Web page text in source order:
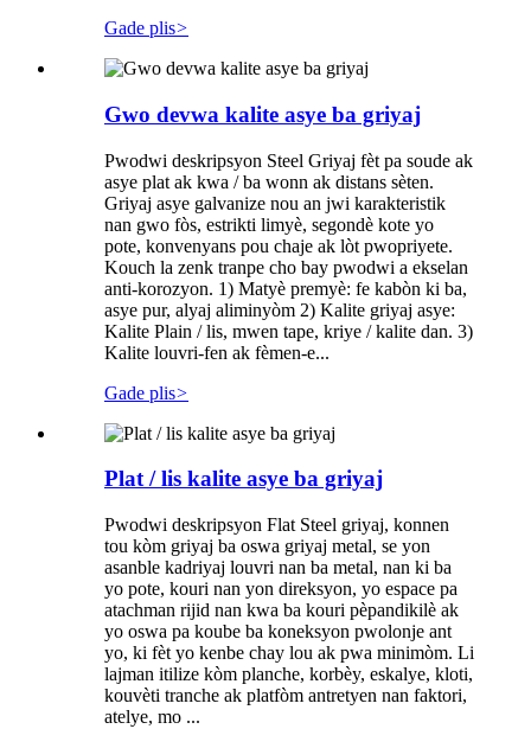
Gade plis>
Gwo devwa kalite asye ba griyaj
Pwodwi deskripsyon Steel Griyaj fèt pa soude ak
asye plat ak kwa / ba wonn ak distans sèten.
Griyaj asye galvanize nou an jwi karakteristik
nan gwo fòs, estrikti limyè, segondè kote yo
pote, konvenyans pou chaje ak lòt pwopriyete.
Kouch la zenk tranpe cho bay pwodwi a ekselan
anti-korozyon. 1) Matyè premyè: fe kabòn ki ba,
asye pur, alyaj aliminyòm 2) Kalite griyaj asye:
Kalite Plain / lis, mwen tape, kriye / kalite dan. 3)
Kalite louvri-fen ak fèmen-e...
Gade plis>
Plat / lis kalite asye ba griyaj
Pwodwi deskripsyon Flat Steel griyaj, konnen
tou kòm griyaj ba oswa griyaj metal, se yon
asanble kadriyaj louvri nan ba metal, nan ki ba
yo pote, kouri nan yon direksyon, yo espace pa
atachman rijid nan kwa ba kouri pèpandikilè ak
yo oswa pa koube ba koneksyon pwolonje ant
yo, ki fèt yo kenbe chay lou ak pwa minimòm. Li
lajman itilize kòm planche, korbèy, eskalye, kloti,
kouvèti tranche ak platfòm antretyen nan faktori,
atelye, mo ...